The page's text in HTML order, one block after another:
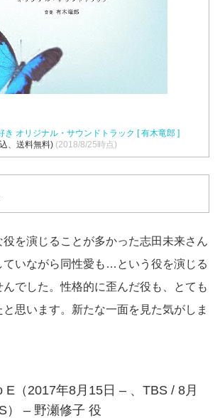
き オリジナル・サウンドトラック [ 有木竜郎 ]
、送料無料) (2018/8/25時点)
役を演じることが多かった志田未来さん
ていながら同性愛も…という役を演じる
んでした。性格的に歪んだ役も、とても
と思います。新たな一面を見た気がしま
E（2017年8月15日 – 、TBS / 8月
） – 野瀬修子 役